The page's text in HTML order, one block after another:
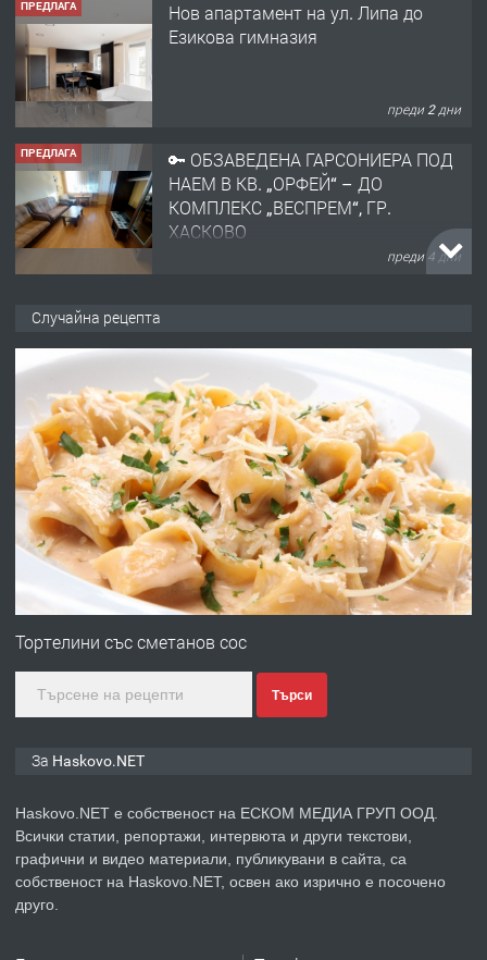
ПРЕДЛАГА
Нов апартамент на ул. Липа до
Езикова гимназия
преди 2 дни
ПРЕДЛАГА
🔑 ОБЗАВЕДЕНА ГАРСОНИЕРА ПОД
НАЕМ В КВ. „ОРФЕЙ“ – ДО
КОМПЛЕКС „ВЕСПРЕМ“, ГР.
ХАСКОВО
преди 4 дни
АПАРТАМЕНТ В ЦЕНТЪРА НА ГР.
ХАСКОВО
ПРЕДЛАГА Давам гараж под наем
преди 5 дни
№4120 Магазин/Офис под наем в
до градската градина!
преди 6 дни
ПРЕДЛАГА
Продавам парцел в гр. Хасково кв.
Случайна рецепта
Тортелини със сметанов сос
Търси
За Haskovo.NET
Haskovo.NET е собственост на ЕСКОМ МЕДИА ГРУП ООД.
Всички статии, репортажи, интервюта и други текстови,
графични и видео материали, публикувани в сайта, са
собственост на Haskovo.NET, освен ако изрично е посочено
друго.